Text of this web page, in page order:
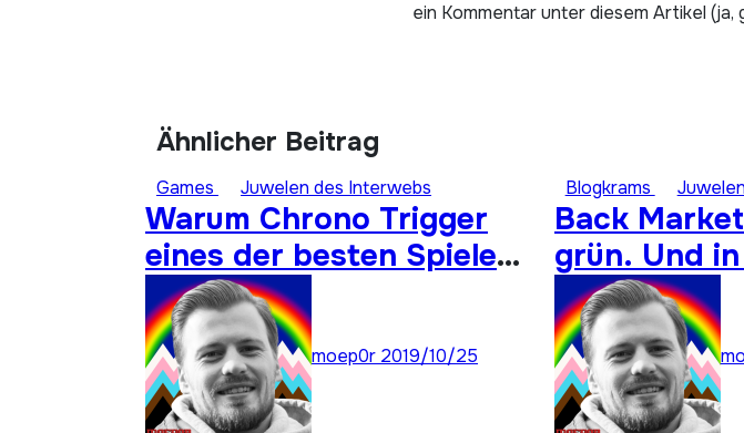
ein Kommentar unter diesem Artikel (ja,
Ähnlicher Beitrag
Games Juwelen des Interwebs
Warum Chrono Trigger
eines der besten Spiele
aller Zeiten ist: Super
Stay Forever 22
moep0r 2019/10/25
Blogkrams
Back
grün. Und